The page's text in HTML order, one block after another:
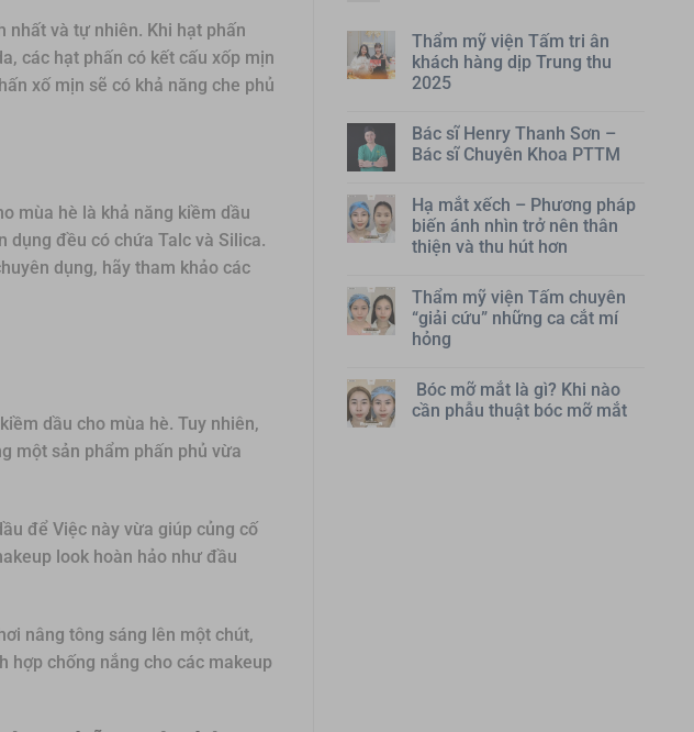
nhất và tự nhiên. Khi hạt phấn
các hạt phấn có kết cấu xốp mịn
xố mịn sẽ có khả năng che phủ
mùa hè là khả năng kiềm dầu
dụng đều có chứa Talc và Silica.
dụng, hãy tham khảo các
dầu cho mùa hè. Tuy nhiên,
một sản phẩm phấn phủ vừa
để Việc này vừa giúp củng cố
look hoàn hảo như đầu
nâng tông sáng lên một chút,
hợp chống nắng cho các makeup
Thẩm mỹ viện Tấm tri ân
khách hàng dịp Trung thu
2025
Bác sĩ Henry Thanh Sơn –
Bác sĩ Chuyên Khoa PTTM
Hạ mắt xếch – Phương pháp
biến ánh nhìn trở nên thân
thiện và thu hút hơn
Thẩm mỹ viện Tấm chuyên
“giải cứu” những ca cắt mí
hỏng
Bóc mỡ mắt là gì? Khi nào
cần phẫu thuật bóc mỡ mắt